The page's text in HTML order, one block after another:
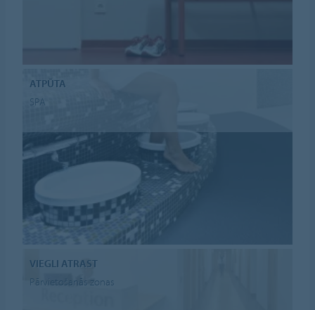
ATPŪTA
SPA
VIEGLI ATRAST
Pārvietošanās zonas